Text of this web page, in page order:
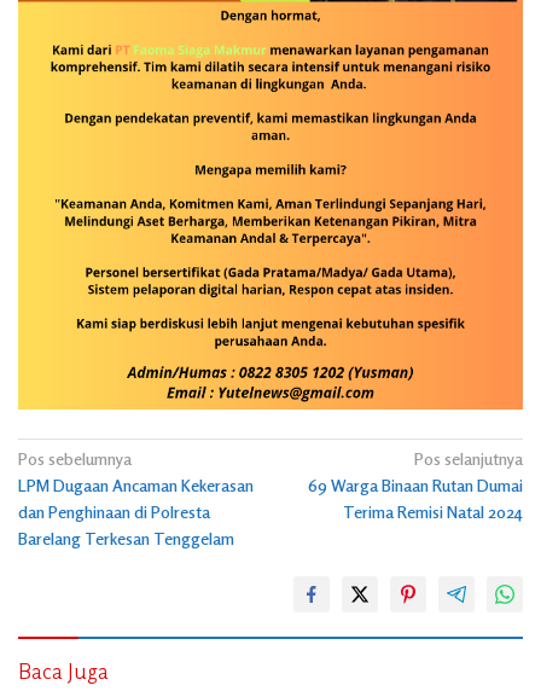
Navigasi
pos
Pos sebelumnya
LPM Dugaan Ancaman Kekerasan
dan Penghinaan di Polresta
Barelang Terkesan Tenggelam
Pos selanjutnya
69 Warga Binaan Rutan Dumai
Terima Remisi Natal 2024
Baca Juga